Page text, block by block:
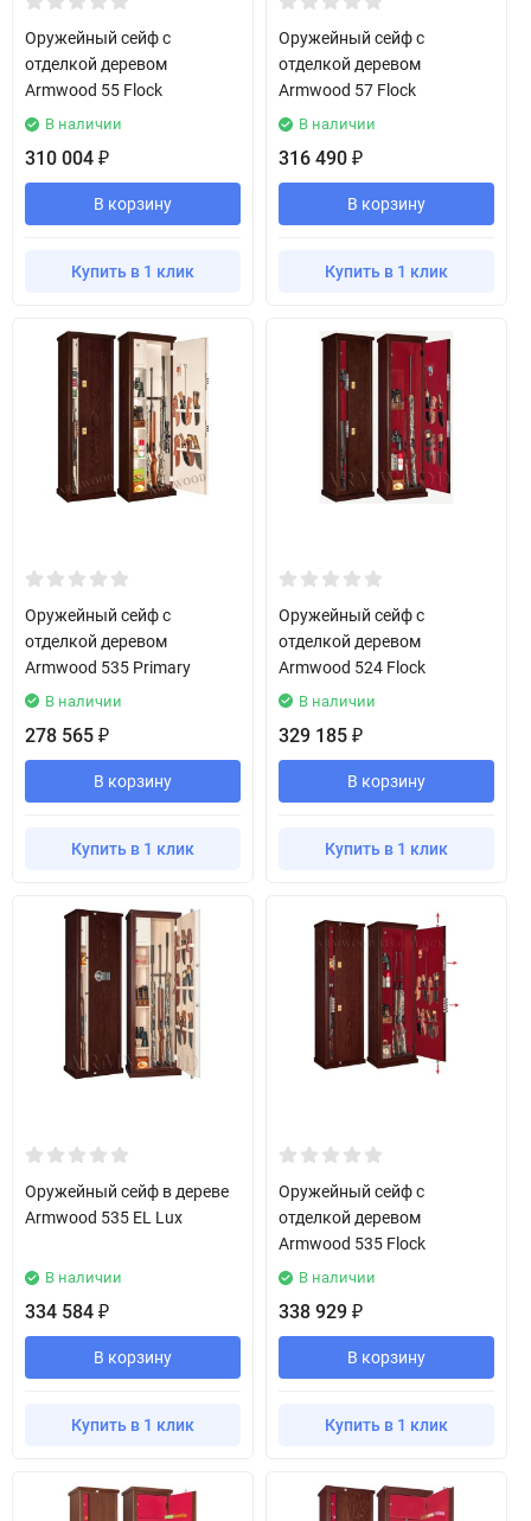
Оружейный сейф с
отделкой деревом
Armwood 55 Flock
В наличии
310 004 ₽
В корзину
Купить в 1 клик
Оружейный сейф с
отделкой деревом
Armwood 57 Flock
В наличии
316 490 ₽
В корзину
Купить в 1 клик
Оружейный сейф с
отделкой деревом
Armwood 535 Primary
В наличии
278 565 ₽
В корзину
Купить в 1 клик
Оружейный сейф с
отделкой деревом
Armwood 524 Flock
В наличии
329 185 ₽
В корзину
Купить в 1 клик
Оружейный сейф в дереве
Armwood 535 EL Lux
В наличии
334 584 ₽
В корзину
Купить в 1 клик
Оружейный сейф с
отделкой деревом
Armwood 535 Flock
В наличии
338 929 ₽
В корзину
Купить в 1 клик